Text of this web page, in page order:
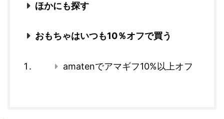
ほかにも探す
おもちゃはいつも10％オフで買う
amatenでアマギフ10%以上オフ